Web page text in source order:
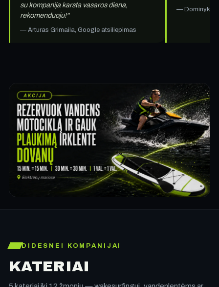
su kompanija karsta vasaros diena,
rekomenduoju!"
— Arturas Grimaila, Google atsiliepimas
— Dominykas
DIDESNEI KOMPANIJAI
KATERIAI